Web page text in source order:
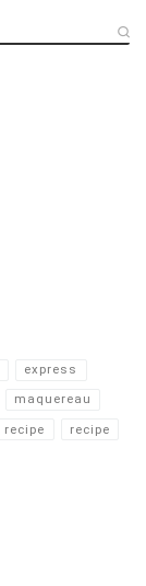
express
maquereau
recipe
recipe​